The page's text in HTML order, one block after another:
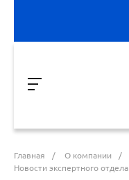
Главная / О компании /
Новости экспертного отдела